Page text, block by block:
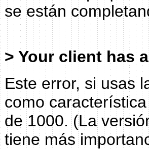
se están
> Your client has
Este error, si usas
como
de 1000. (La
tiene más